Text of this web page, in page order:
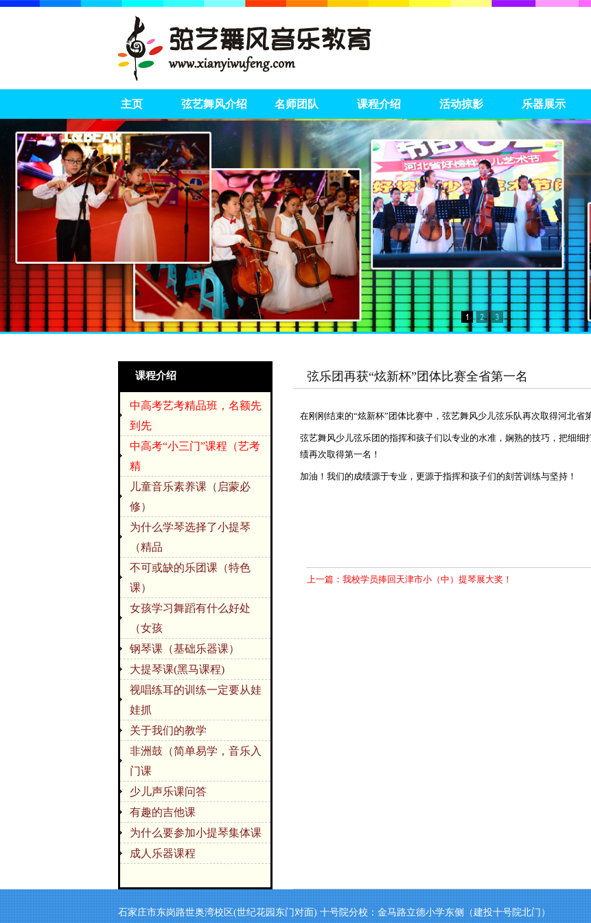
主页 弦艺舞风介绍 名师团队 课程介绍 活动掠影 乐器展示
课程介绍
中高考艺考精品班，名额先
到先
中高考“小三门”课程（艺考
精
儿童音乐素养课（启蒙必
修）
为什么学琴选择了小提琴
（精品
不可或缺的乐团课（特色
课）
女孩学习舞蹈有什么好处
（女孩
钢琴课（基础乐器课）
大提琴课(黑马课程)
视唱练耳的训练一定要从娃
娃抓
关于我们的教学
非洲鼓（简单易学，音乐入
门课
少儿声乐课问答
有趣的吉他课
为什么要参加小提琴集体课
成人乐器课程
弦乐团再获“炫新杯”团体比赛全省第一名
在刚刚结束的“炫新杯”团体比赛中，弦艺舞风少儿弦乐队再次取得河北省
弦艺舞风少儿弦乐团的指挥和孩子们以专业的水准，娴熟的技巧，把细
绩再次取得第一名！
加油！我们的成绩源于专业，更源于指挥和孩子们的刻苦训练与坚持！
上一篇：我校学员捧回天津市小（中）提琴展大奖！
石家庄市东岗路世奥湾校区(世纪花园东门对面) 十号院分校：金马路立德小学东侧（建投十号院北门）